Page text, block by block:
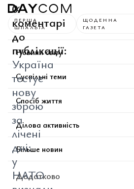
0
коментарі
до
публікації:
Україна
тестує
нову
зброю
за
лічені
дні:
у
НАТО
ПЕРША
ШПАЛЬТА
ЩОДЕННА
ГАЗЕТА
Новини світу
Суспільні теми
Спосіб життя
Ділова активність
Більше новин
Додатково